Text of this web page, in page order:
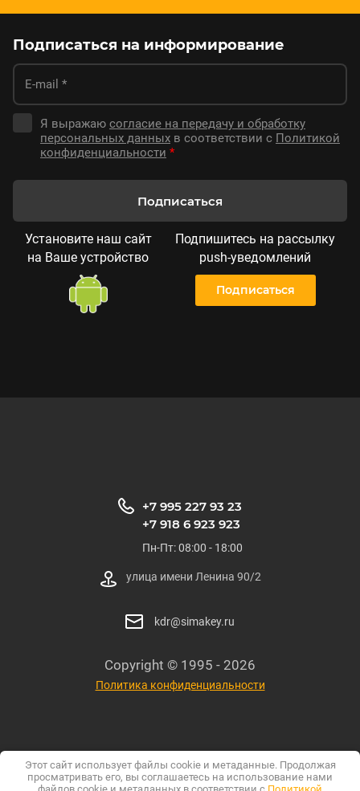
Этот сайт использует файлы cookie и метаданные. Продолжая
просматривать его, вы соглашаетесь на использование нами
Подписаться на информирование
Я выражаю согласие на передачу и обработку
персональных данных в соответствии с Политикой
конфиденциальности *
Подписаться
Установите наш сайт
на Ваше устройство
Подпишитесь на рассылку
push-уведомлений
Подписаться
Copyright © 1995 - 2026
Политика конфиденциальности
+7 995 227 93 23
+7 918 6 923 923
Пн-Пт: 08:00 - 18:00
улица имени Ленина 90/2
kdr@simakey.ru